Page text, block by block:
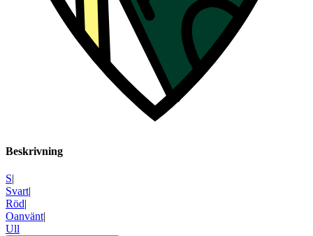
Beskrivning
S|
Svart|
Röd|
Oanvänt|
Ull